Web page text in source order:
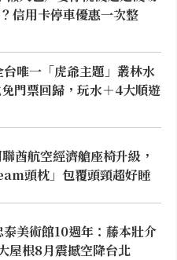
信用卡停車優惠一次整
台唯一「虎爺主題」叢林水
門票回歸，玩水＋4大順遊
酋航空經濟艙座椅升級，
頭枕」包覆頭頸超好睡
美術館10週年：藤本壯介
屋根8月震撼空降台北